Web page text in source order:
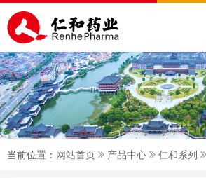
当前位置： 网站首页 产品中心 仁和系列